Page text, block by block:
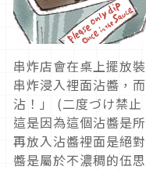
串炸店會在桌上擺放
串炸浸入裡面沾醬，
沾！」 (二度づけ禁止
這是因為這個沾醬是
再放入沾醬裡面是絕
醬是屬於不濃稠的伍